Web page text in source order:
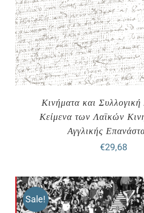
Κινήματα και
Κείμενα των Λαϊκών
Αγγλικής
€29,68
Sale!